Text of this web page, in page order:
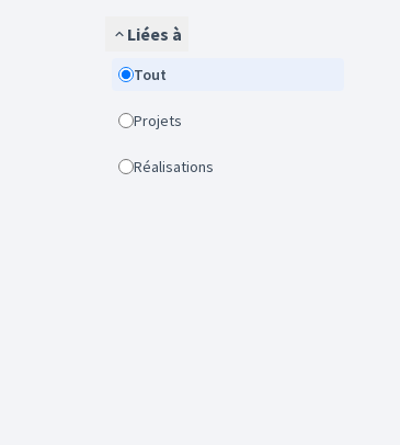
Liées à
Tout
Projets
Réalisations